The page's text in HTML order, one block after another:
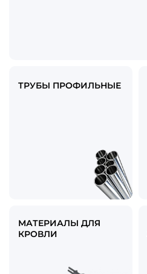
ТРУБЫ ПРОФИЛЬНЫЕ
МАТЕРИАЛЫ ДЛЯ
КРОВЛИ